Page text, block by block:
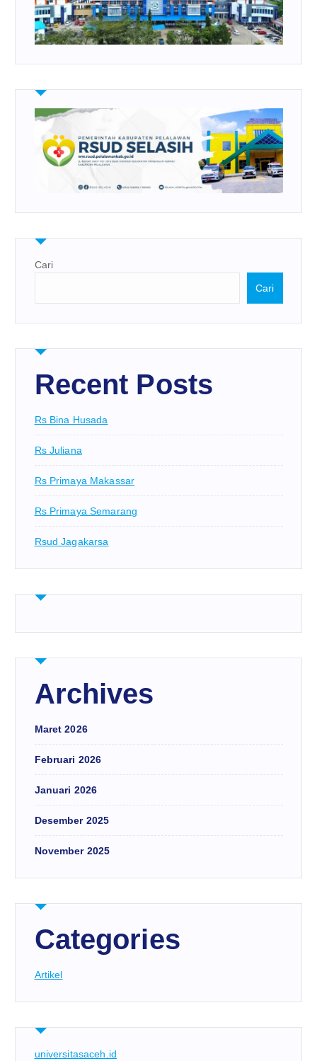
Cari
Cari
Recent Posts
Rs Bina Husada
Rs Juliana
Rs Primaya Makassar
Rs Primaya Semarang
Rsud Jagakarsa
Archives
Maret 2026
Februari 2026
Januari 2026
Desember 2025
November 2025
Categories
Artikel
universitasaceh.id